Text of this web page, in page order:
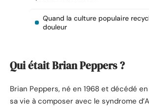
Quand la culture populaire
douleur
Qui était Brian Peppers ?
Brian Peppers, né en 1968 et décédé en
sa vie à composer avec le syndrome